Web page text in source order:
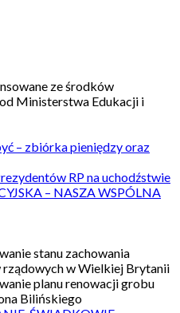
ze środków
Ministerstwa Edukacji i
– zbiórka pieniędzy oraz
RP na uchodźstwie
– NASZA WSPÓLNA
stanu zachowania
w Wielkiej Brytanii
planu renowacji grobu
Bilińskiego